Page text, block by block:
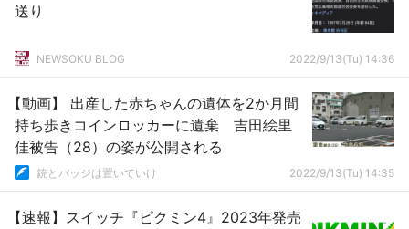
送り
NEWSOKU BLOG 2022/9/13(Tu) 14:36
【動画】 出産した赤ちゃんの遺体を2か月間
持ち歩きコインロッカーに遺棄 吉田絵里
佳被告（28）の姿が公開される
銃とバッジは置いていけ 2022/9/13(Tu) 14:35
【速報】スイッチ『ピクミン4』2023年発売